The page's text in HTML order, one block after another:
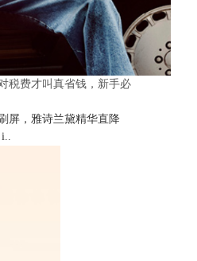
税费才叫真省钱，新手必
屏，雅诗兰黛精华直降